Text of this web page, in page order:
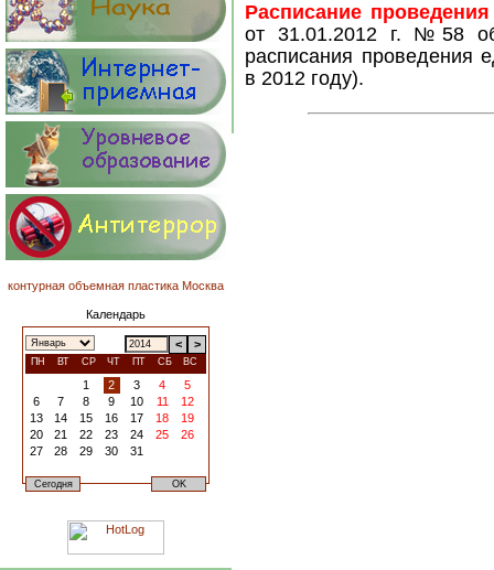
контурная объемная пластика Москва
Календарь
< >
ПН ВТ СР ЧТ ПТ СБ ВС
1 2 3 4
5
6
7 8 9 10 11
12
13
14 15 16 17 18
19
20
21 22 23 24 25
26
27
28 29 30 31
Расписание
от 31.01.2012 г. №58
расписания проведения
в 2012 году).